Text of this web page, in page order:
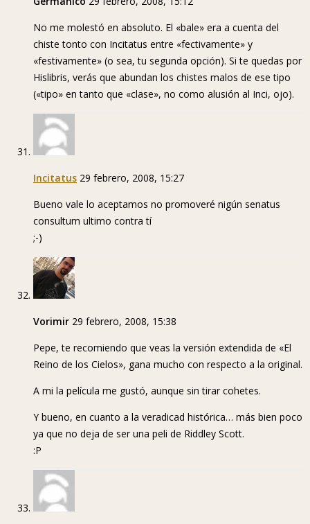
No me molestó en absoluto. El «bale» era a cuenta del
chiste tonto con Incitatus entre «fectivamente» y
«festivamente» (o sea, tu segunda opción). Si te quedas por
Hislibris, verás que abundan los chistes malos de ese tipo
(«tipo» en tanto que «clase», no como alusión al Inci, ojo).
Incitatus 29 febrero, 2008, 15:27
Bueno vale lo aceptamos no promoveré nigún senatus
consultum ultimo contra tí
;-)
Vorimir 29 febrero, 2008, 15:38
Pepe, te recomiendo que veas la versión extendida de «El
Reino de los Cielos», gana mucho con respecto a la original.
A mi la película me gustó, aunque sin tirar cohetes.
Y bueno, en cuanto a la veradicad histórica… más bien poco
ya que no deja de ser una peli de Riddley Scott.
:P